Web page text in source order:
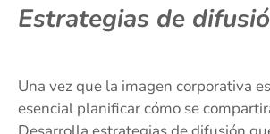
Estrategias de
Una vez que la imagen corporativa
esencial planificar cómo se